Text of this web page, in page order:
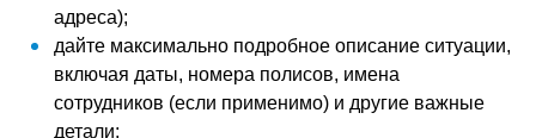
адреса);
дайте максимально подробное описание ситуации,
включая даты, номера полисов, имена
сотрудников (если применимо) и другие важные
детали;